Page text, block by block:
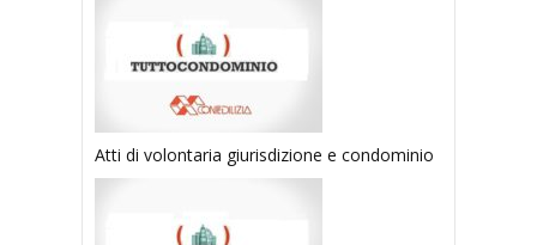
Atti di volontaria giurisdizione e condominio